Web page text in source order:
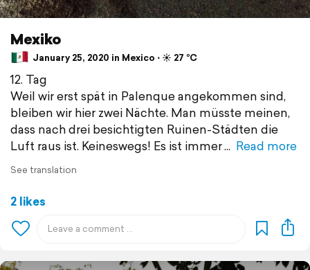
Mexiko
January 25, 2020 in Mexico ⋅ ☀️ 27 °C
12. Tag
Weil wir erst spät in Palenque angekommen sind,
bleiben wir hier zwei Nächte. Man müsste meinen,
dass nach drei besichtigten Ruinen-Städten die
Luft raus ist. Keineswegs! Es ist immer
Read more
See translation
2 likes